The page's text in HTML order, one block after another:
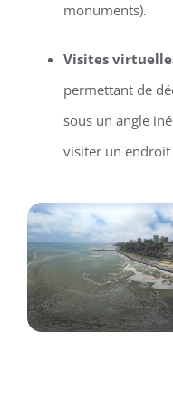
monuments).
Visites
permettant de
sous un angle
visiter un endroit